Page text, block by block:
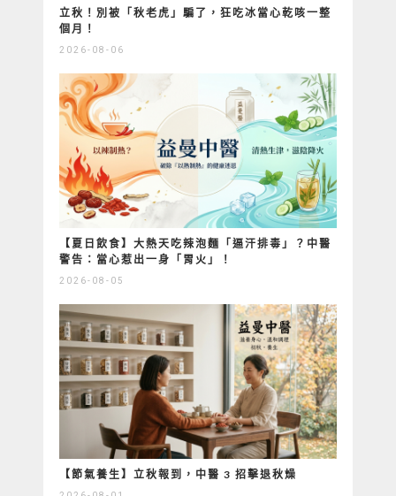
立秋！別被「秋老虎」騙了，狂吃冰當心乾咳一整
個月！
2026-08-06
【夏日飲食】大熱天吃辣泡麵「逼汗排毒」？中醫
警告：當心惹出一身「胃火」！
2026-08-05
【節氣養生】立秋報到，中醫 3 招擊退秋燥